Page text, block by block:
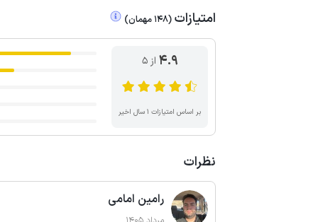
امتیازات (
148 مهمان)
4.9 از ۵
بر اساس امتیازات ۱ سال اخیر
نظرات
رامین امامی